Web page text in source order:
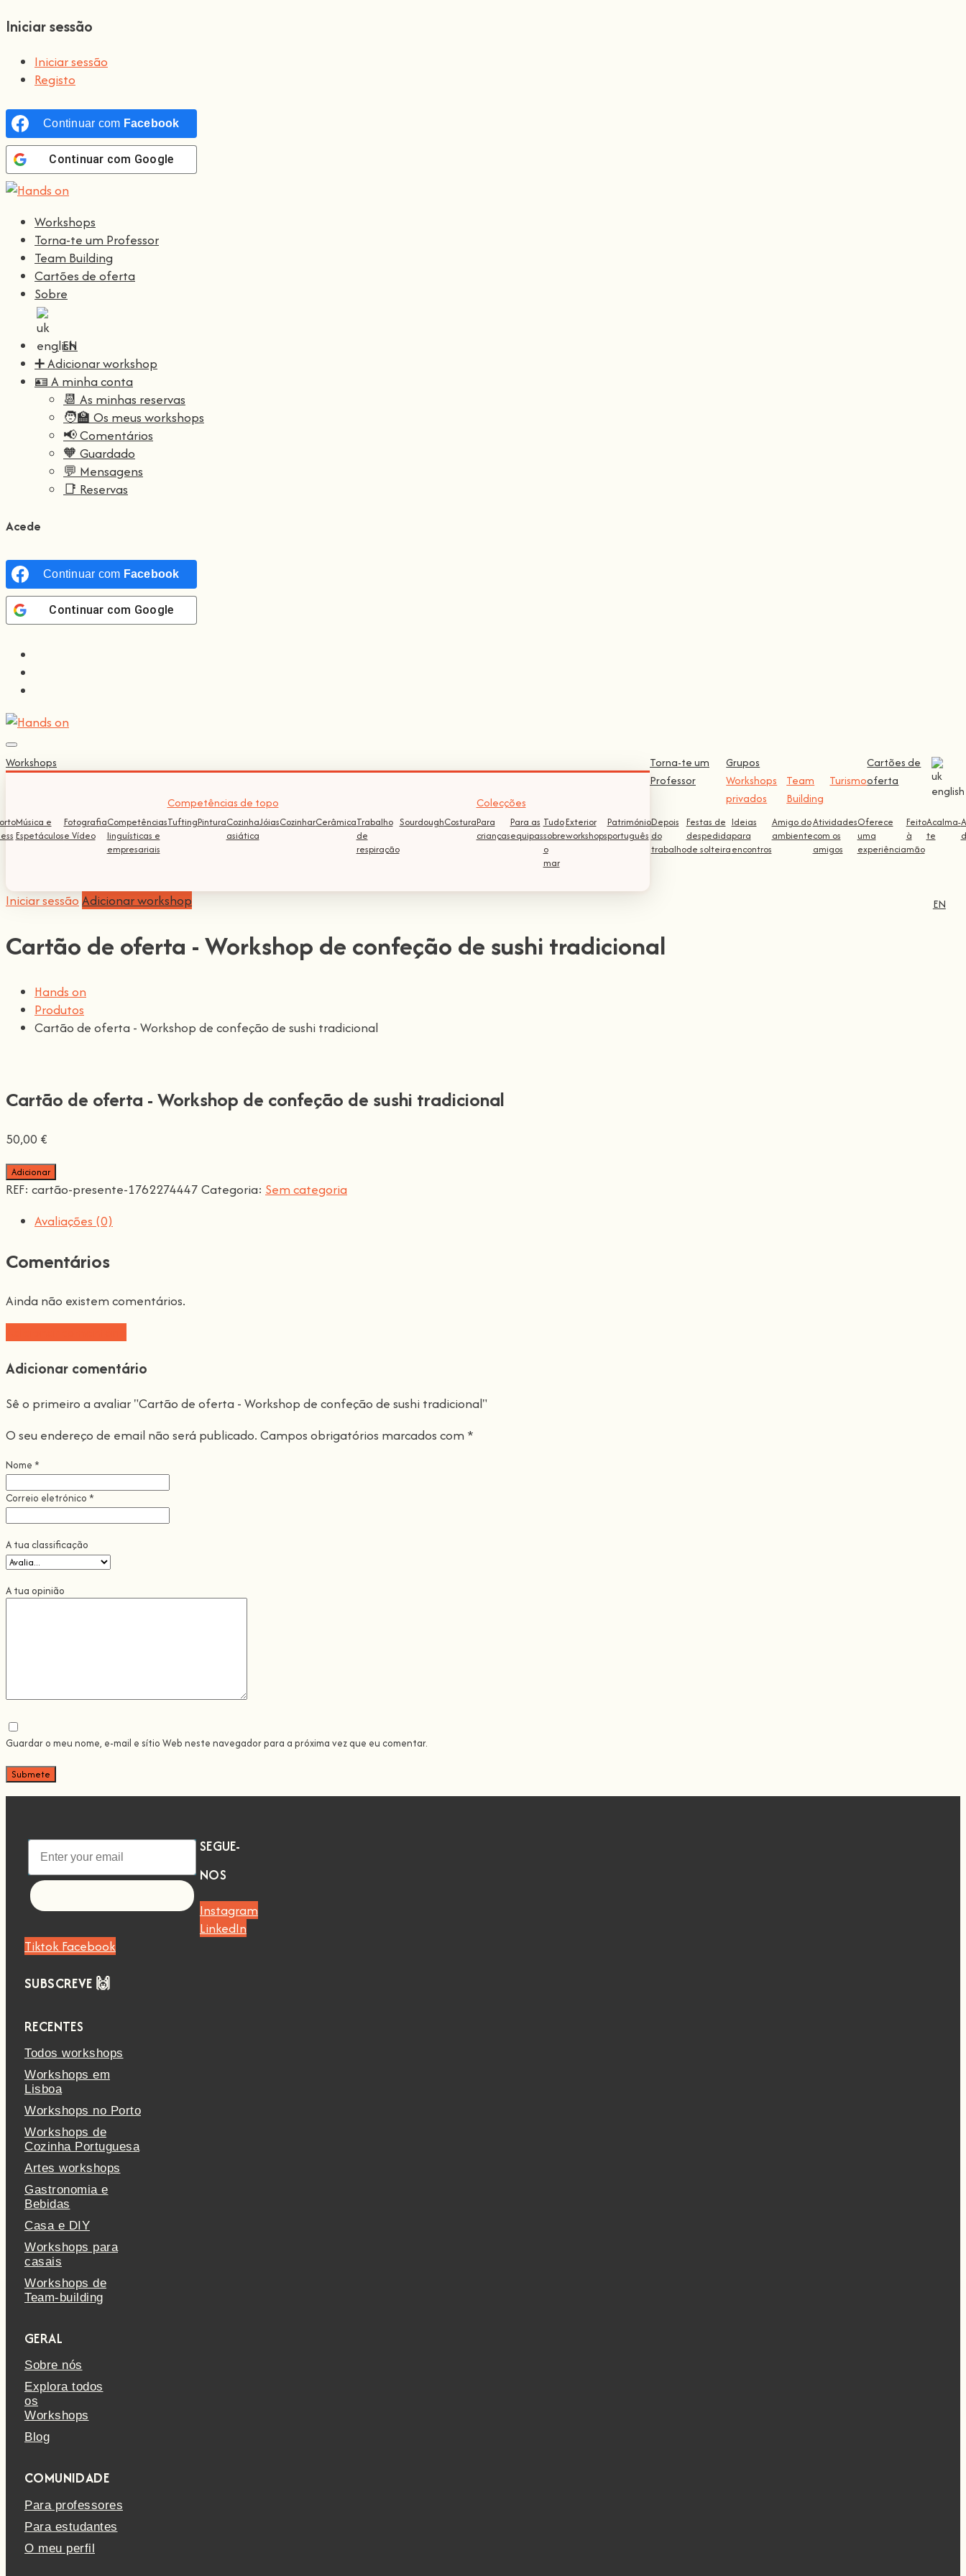
Iniciar sessão
Iniciar sessão
Registo
Continuar com Facebook
Continuar com Google
Workshops
Torna-te um Professor
Team Building
Cartões de oferta
Sobre
EN
➕ Adicionar workshop
🪪 A minha conta
📆 As minhas reservas
🧑‍🏫 Os meus workshops
📢 Comentários
🧡 Guardado
💬 Mensagens
📑 Reservas
Acede
Continuar com Facebook
Continuar com Google
Workshops
Música e
Espetáculos
Fotografia
e Vídeo
Competências
linguísticas e
empresariais
Competências de topo
TuftingPinturaCozinha
asiática
JóiasCozinharCerâmicaTrabalho
de
respiração
SourdoughCostura
Colecções
Para
crianças
Para as
equipas
Tudo
sobre
o
mar
Exterior
workshops
Património
português
Depois
do
trabalho
Festas de
despedida
de solteira
Ideias
para
encontros
Amigo do
ambiente
Atividades
com os
amigos
Oferece
uma
experiência
Feito
à
mão
Acalma-
te
Torna-te um
Professor
Grupos
Workshops
privados
Team
Building
Turismo
Cartões de
oferta
EN
Iniciar sessão Adicionar workshop
Cartão de oferta - Workshop de confeção de sushi tradicional
Hands on
Produtos
Cartão de oferta - Workshop de confeção de sushi tradicional
Cartão de oferta - Workshop de confeção de sushi tradicional
50,00 €
Quantidade
de
Gift
Sushi
Making
Adicionar
REF: cartão-presente-1762274447 Categoria: Sem categoria
Avaliações (0)
Comentários
Ainda não existem comentários.
Adicionar comentário
Sê o primeiro a avaliar "Cartão de oferta - Workshop de confeção de sushi tradicional"
O seu endereço de email não será publicado. Campos obrigatórios marcados com *
Nome *
Correio eletrónico *
A tua classificação
A tua opinião
Guardar o meu nome, e-mail e sítio Web neste navegador para a próxima vez que eu comentar.
SEGUE-
NOS
Instagram
LinkedIn
Tiktok Facebook
SUBSCREVE 🙌
RECENTES
Todos workshops
Workshops em
Lisboa
Workshops no Porto
Workshops de
Cozinha Portuguesa
Artes workshops
Gastronomia e
Bebidas
Casa e DIY
Workshops para
casais
Workshops de
Team-building
GERAL
Sobre nós
Explora todos
os
Workshops
Blog
COMUNIDADE
Para professores
Para estudantes
O meu perfil